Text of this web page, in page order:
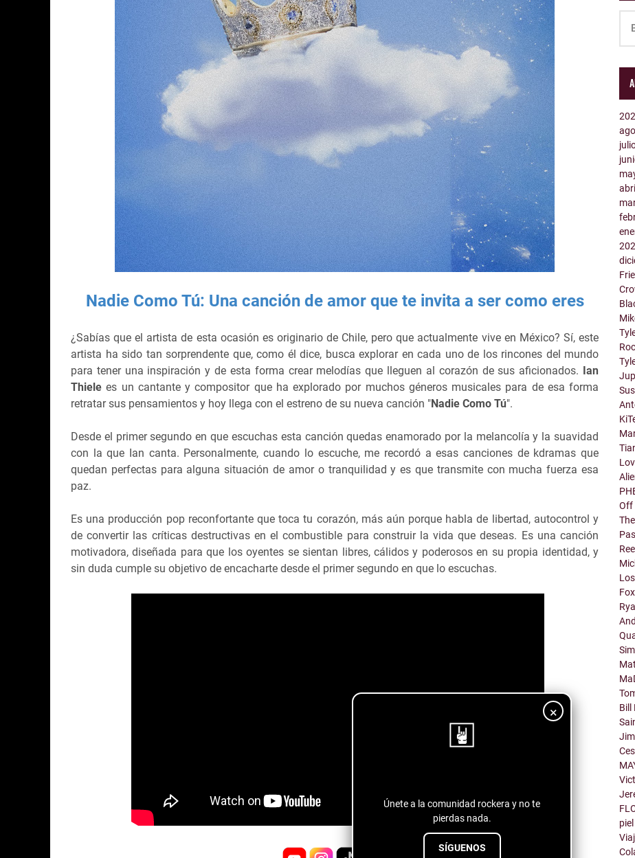
×
Únete a la comunidad rockera y no te
pierdas nada.
SÍGUENOS
Nadie Como Tú: Una canción de amor que te invita a ser como eres
¿Sabías que el artista de esta ocasión es originario de Chile, pero que actualmente vive en México? Sí, este
artista ha sido tan sorprendente que, como él dice, busca explorar en cada uno de los rincones del mundo
para tener una inspiración y de esta forma crear melodías que lleguen al corazón de sus aficionados. Ian
Thielees un cantante y compositor que ha explorado por muchos géneros musicales para de esa forma
retratar sus pensamientos y hoy llega con el estreno de su nueva canción "Nadie Como Tú".
Desde el primer segundo en que escuchas esta canción quedas enamorado por la melancolía y la suavidad
con la que Ian canta. Personalmente, cuando lo escuche, me recordó a esas canciones de kdramas que
quedan perfectas para alguna situación de amor o tranquilidad y es que transmite con mucha fuerza esa
paz.
Es una producción pop reconfortante que toca tu corazón, más aún porque habla de libertad, autocontrol y
de convertir las críticas destructivas en el combustible para construir la vida que deseas. Es una canción
motivadora, diseñada para que los oyentes se sientan libres, cálidos y poderosos en su propia identidad, y
sin duda cumple su objetivo de encacharte desde el primer segundo en que lo escuchas.
Off
Bill